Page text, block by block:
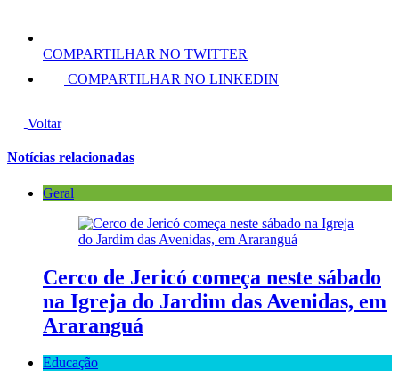
COMPARTILHAR NO TWITTER
COMPARTILHAR NO LINKEDIN
Voltar
Notícias relacionadas
Geral
Cerco de Jericó começa neste sábado
na Igreja do Jardim das Avenidas, em
Araranguá
Educação